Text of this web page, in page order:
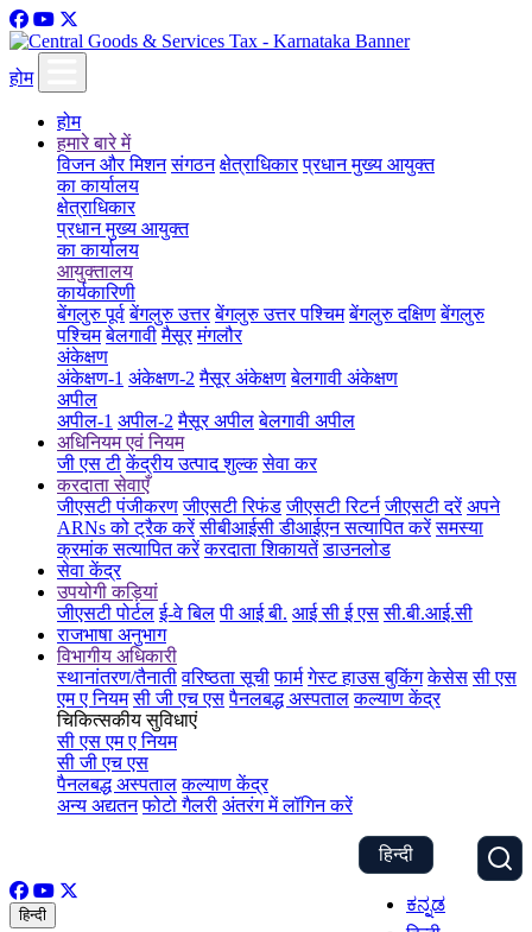
होम
होम
हमारे बारे में
विजन और मिशन संगठन क्षेत्राधिकार प्रधान मुख्य आयुक्त
का कार्यालय
क्षेत्राधिकार
प्रधान मुख्य आयुक्त
का कार्यालय
आयुक्तालय
कार्यकारिणी
बेंगलुरु पूर्व बेंगलुरु उत्तर बेंगलुरु उत्तर पश्चिम बेंगलुरु दक्षिण बेंगलुरु
पश्चिम बेलगावी मैसूर मंगलौर
अंकेक्षण
अंकेक्षण-1 अंकेक्षण-2 मैसूर अंकेक्षण बेलगावी अंकेक्षण
अपील
अपील-1 अपील-2 मैसूर अपील बेलगावी अपील
अधिनियम एवं नियम
जी एस टी केंद्रीय उत्पाद शुल्क सेवा कर
करदाता सेवाएँ
जीएसटी पंजीकरण जीएसटी रिफंड जीएसटी रिटर्न जीएसटी दरें अपने
ARNs को ट्रैक करें सीबीआईसी डीआईएन सत्यापित करें समस्या
क्रमांक सत्यापित करें करदाता शिकायतें डाउनलोड
सेवा केंद्र
उपयोगी कड़ियां
जीएसटी पोर्टल ई-वे बिल पी आई बी. आई सी ई एस सी.बी.आई.सी
राजभाषा अनुभाग
विभागीय अधिकारी
स्थानांतरण/तैनाती वरिष्ठता सूची फार्म गेस्ट हाउस बुकिंग केसेस सी एस
एम ए नियम सी जी एच एस पैनलबद्ध अस्पताल कल्याण केंद्र
चिकित्सकीय सुविधाएं
सी एस एम ए नियम
सी जी एच एस
पैनलबद्ध अस्पताल कल्याण केंद्र
अन्य अद्यतन फोटो गैलरी अंतरंग में लॉगिन करें
हिन्दी
ಕನ್ನಡ
हिन्दी